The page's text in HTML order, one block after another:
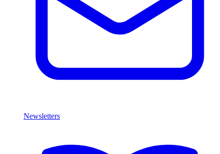
Newsletters